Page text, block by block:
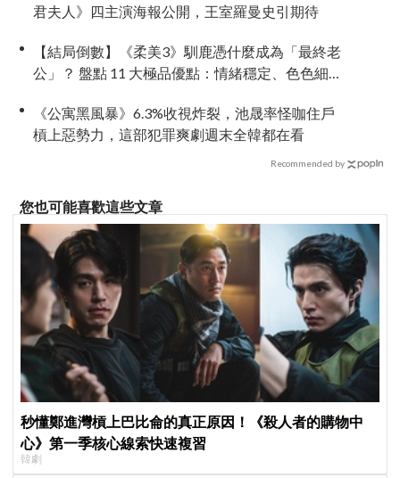
君夫人》四主演海報公開，王室羅曼史引期待
【結局倒數】《柔美3》馴鹿憑什麼成為「最終老
公」？ 盤點 11 大極品優點：情緒穩定、色色細胞
《公寓黑風暴》6.3%收視炸裂，池晟率怪咖住戶
槓上惡勢力，這部犯罪爽劇週末全韓都在看
Recommended by
您也可能喜歡這些文章
秒懂鄭進灣槓上巴比侖的真正原因！《殺人者的購物中
心》第一季核心線索快速複習
韓劇